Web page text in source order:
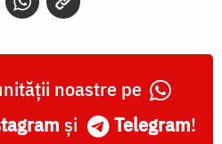
noastre pe
și Telegram!